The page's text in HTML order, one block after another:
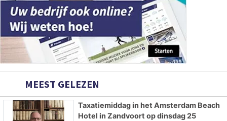
MEEST GELEZEN
Taxatiemiddag in het Amsterdam Beach
Hotel in Zandvoort op dinsdag 25